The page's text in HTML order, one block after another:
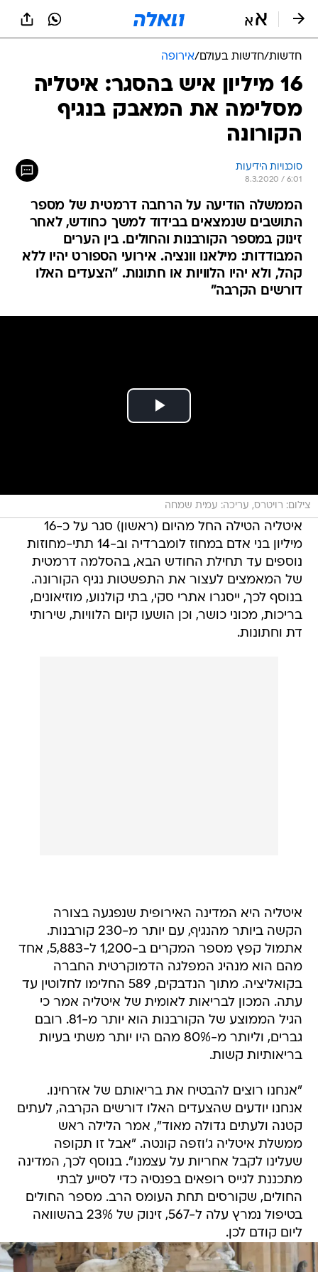
חדשות/חדשות בעולם/אירופה
16 מיליון איש בהסגר: איטליה
מסלימה את המאבק בנגיף
הקורונה
סוכנויות הידיעות
8.3.2020 / 6:01
הממשלה הודיעה על הרחבה דרמטית של מספר
התושבים שנמצאים בבידוד למשך כחודש, לאחר
זינוק במספר הקורבנות והחולים. בין הערים
המבודדות: מילאנו וונציה. אירועי הספורט יהיו ללא
קהל, ולא יהיו הלוויות או חתונות. "הצעדים האלו
דורשים הקרבה"
צילום: רויטרס, עריכה: עמית שמחה
איטליה הטילה החל מהיום (ראשון) סגר על כ-16
מיליון בני אדם במחוז לומברדיה וב-14 תתי-מחוזות
נוספים עד תחילת החודש הבא, בהסלמה דרמטית
של המאמצים לעצור את התפשטות נגיף הקורונה.
בנוסף לכך, ייסגרו אתרי סקי, בתי קולנוע, מוזיאונים,
בריכות, מכוני כושר, וכן הושעו קיום הלוויות, שירותי
דת וחתונות.
איטליה היא המדינה האירופית שנפגעה בצורה
הקשה ביותר מהנגיף, עם יותר מ-230 קורבנות.
אתמול קפץ מספר המקרים ב-1,200 ל-5,883, אחד
מהם הוא מנהיג המפלגה הדמוקרטית החברה
בקואליציה. מתוך הנדבקים, 589 החלימו לחלוטין עד
עתה. המכון לבריאות לאומית של איטליה אמר כי
הגיל הממוצע של הקורבנות הוא יותר מ-81. רובם
גברים, וליותר מ-80% מהם היו יותר משתי בעיות
בריאותיות קשות.
"אנחנו רוצים להבטיח את בריאותם של אזרחינו.
אנחנו יודעים שהצעדים האלו דורשים הקרבה, לעתים
קטנה ולעתים גדולה מאוד", אמר הלילה ראש
ממשלת איטליה ג'וזפה קונטה. "אבל זו תקופה
שעלינו לקבל אחריות על עצמנו". בנוסף לכך, המדינה
מתכננת לגייס רופאים בפנסיה כדי לסייע לבתי
החולים, שקורסים תחת העומס הרב. מספר החולים
בטיפול נמרץ עלה ל-567, זינוק של 23% בהשוואה
ליום קודם לכן.